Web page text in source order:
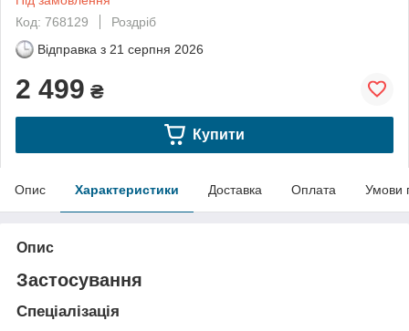
Код: 768129
Роздріб
Відправка з 21 серпня 2026
2 499 ₴
Купити
Опис Характеристики Доставка Оплата Умови
Опис
Застосування
Спеціалізація